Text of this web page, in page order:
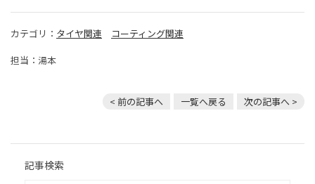
カテゴリ： タイヤ関連
コーティング関連
担当：湯本
< 前の記事へ 一覧へ戻る 次の記事へ >
記事検索